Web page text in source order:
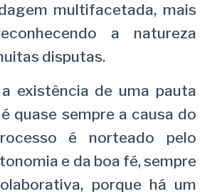
multifacetada, mais
a natureza
disputas.
existência de uma pauta
quase sempre a causa do
é norteado pelo
e da boa fé, sempre
porque há um